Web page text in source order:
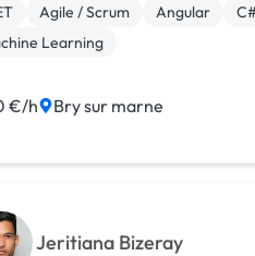
dans la création
robustes et
Agile / Scrum Angular
Learning
€/h Bry sur marne
Jeritiana Bizeray